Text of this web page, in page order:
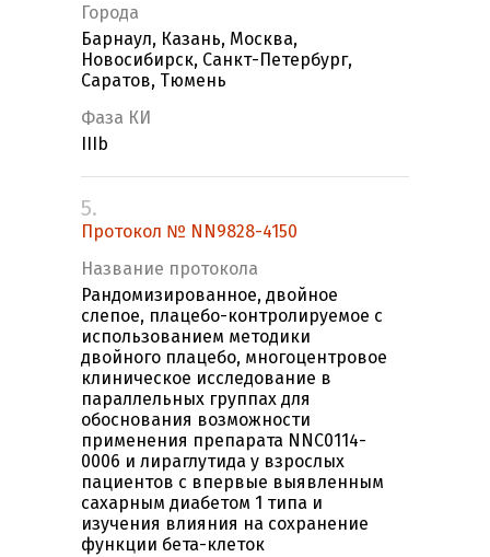
Города
Барнаул, Казань, Москва,
Новосибирск, Санкт-Петербург,
Саратов, Тюмень
Фаза КИ
IIIb
5.
Протокол № NN9828-4150
Название протокола
Рандомизированное, двойное
слепое, плацебо-контролируемое c
использованием методики
двойного плацебо, многоцентровое
клиническое исследование в
параллельных группах для
обоснования возможности
применения препарата NNC0114-
0006 и лираглутида у взрослых
пациентов с впервые выявленным
сахарным диабетом 1 типа и
изучения влияния на сохранение
функции бета-клеток